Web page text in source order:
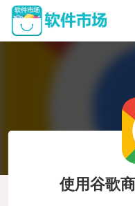
使用谷歌